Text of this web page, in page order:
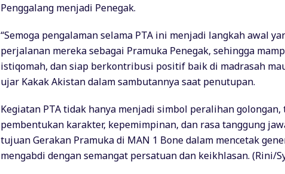
Penggalang menjadi Penegak.
“Semoga pengalaman selama PTA ini menjadi langkah awal
perjalanan mereka sebagai Pramuka Penegak, sehingga
istiqomah, dan siap berkontribusi positif baik di madrasah
ujar Kakak Akistan dalam sambutannya saat penutupan.
Kegiatan PTA tidak hanya menjadi simbol peralihan
pembentukan karakter, kepemimpinan, dan rasa tanggung
tujuan Gerakan Pramuka di MAN 1 Bone dalam mencetak
mengabdi dengan semangat persatuan dan keikhlasan. (Rini/